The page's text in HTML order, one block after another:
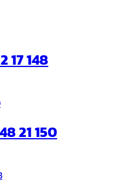
17 148
21 150